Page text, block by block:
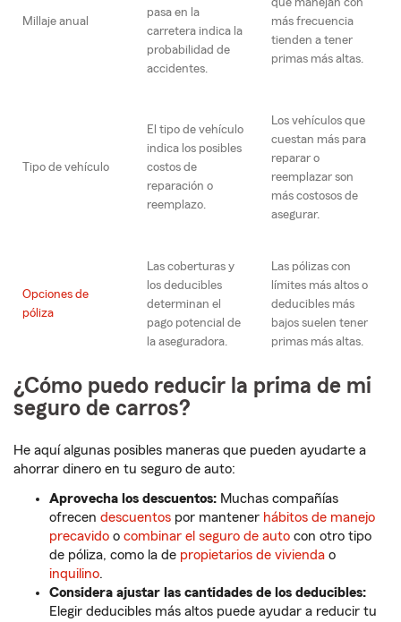
Millaje anual
pasa en la
carretera indica la
probabilidad de
accidentes.
que manejan con
más frecuencia
tienden a tener
primas más altas.
Tipo de vehículo
El tipo de vehículo
indica los posibles
costos de
reparación o
reemplazo.
Los vehículos que
cuestan más para
reparar o
reemplazar son
más costosos de
asegurar.
Opciones de
póliza
Las coberturas y
los deducibles
determinan el
pago potencial de
la aseguradora.
Las pólizas con
límites más altos o
deducibles más
bajos suelen tener
primas más altas.
¿Cómo puedo reducir la prima de mi
seguro de carros?
He aquí algunas posibles maneras que pueden ayudarte a
ahorrar dinero en tu seguro de auto:
Aprovecha los descuentos: Muchas compañías
ofrecen descuentos por mantener hábitos de manejo
precavido o combinar el seguro de auto con otro tipo
de póliza, como la de propietarios de vivienda o
inquilino.
Considera ajustar las cantidades de los deducibles:
Elegir deducibles más altos puede ayudar a reducir tu